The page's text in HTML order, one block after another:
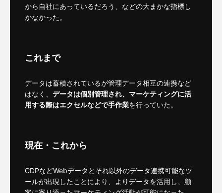
から自社にあっているだろう、などの大まかな指標し
かなかった。
これまで
データは蓄積されているが管理データ相互の連携など
はなく、 データは個別管理され、マーケティングに活
用する際はエクセルなどで手作業を行っていた。
現在・これから
CDPなどWebデータとそれ以外のデータ連携可能なツ
ールが出現したことにより、よりデータを活用し、顧